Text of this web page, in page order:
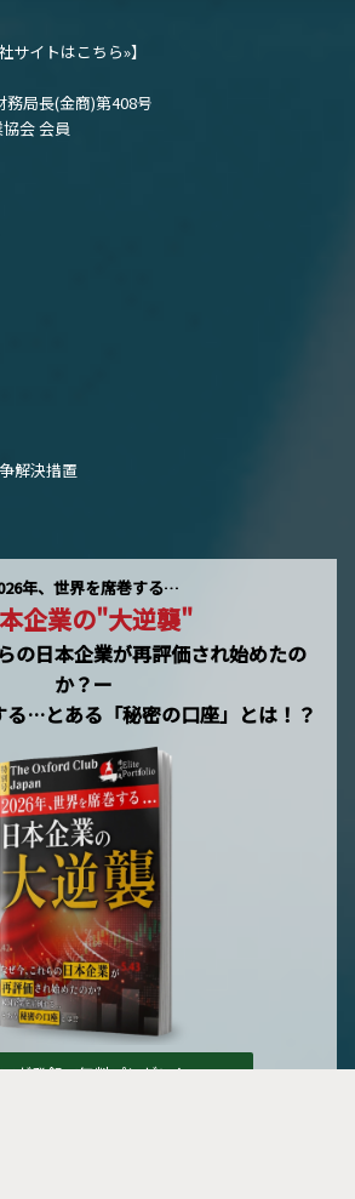
サイトはこちら»】
局長(金商)第408号
会 会員
解決措置
年、世界を席巻する…
企業の"大逆襲"
の日本企業が再評価され始めたの
か？ー
る…とある「秘密の口座」とは！？
ガ登録で無料プレゼント »